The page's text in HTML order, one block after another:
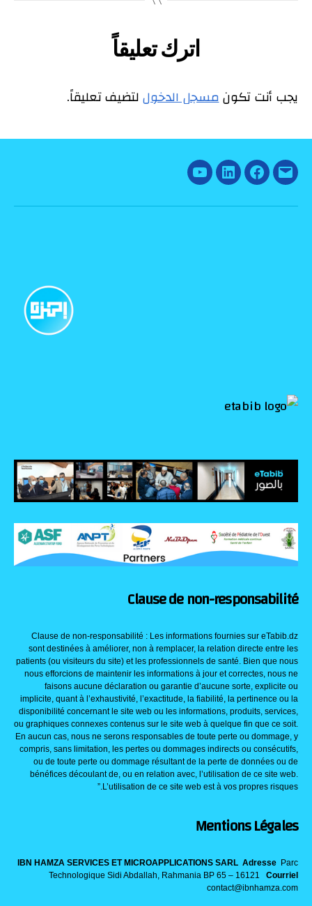
اترك تعليقاً
يجب أنت تكونمسجل الدخوللتضيف تعليقاً.
Email
Facebook
Linked
YouTube
Clause de non-responsabilité
Clause de non-responsabilité : Les informations fournies sur eTabib.dz
sont destinées à améliorer, non à remplacer, la relation directe entre les
patients (ou visiteurs du site) et les professionnels de santé. Bien que nous
nous efforcions de maintenir les informations à jour et correctes, nous ne
faisons aucune déclaration ou garantie d’aucune sorte, explicite ou
implicite, quant à l’exhaustivité, l’exactitude, la fiabilité, la pertinence ou la
disponibilité concernant le site web ou les informations, produits, services,
ou graphiques connexes contenus sur le site web à quelque fin que ce soit.
En aucun cas, nous ne serons responsables de toute perte ou dommage, y
compris, sans limitation, les pertes ou dommages indirects ou consécutifs,
ou de toute perte ou dommage résultant de la perte de données ou de
bénéfices découlant de, ou en relation avec, l’utilisation de ce site web.
L’utilisation de ce site web est à vos propres risques.”
Mentions Légales
IBN HAMZA SERVICES ET MICROAPPLICATIONS SARL Adresse Parc
Technologique Sidi Abdallah, Rahmania BP 65 – 16121 Courriel
contact@ibnhamza.com